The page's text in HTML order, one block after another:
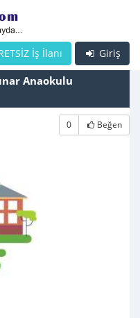
Giriş
İş İlanı
Anaokulu
0 Beğen